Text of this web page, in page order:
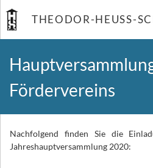
THEODOR-HEUSS-
Fördervereins
Nachfolgend finden Sie die
Jahreshauptversammlung 2020: